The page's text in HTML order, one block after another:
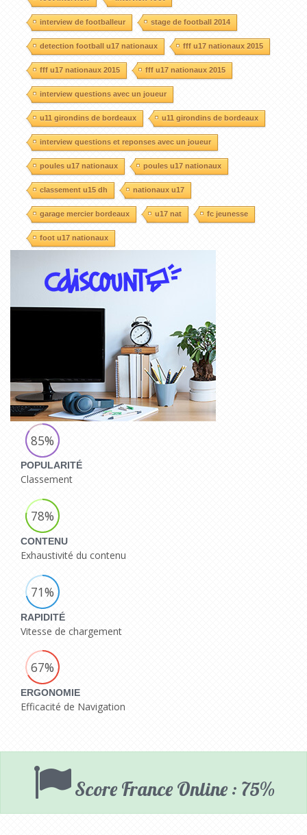
interview de footballeur stage de football 2014
detection football u17 nationaux fff u17 nationaux 2015
fff u17 nationaux 2015 fff u17 nationaux 2015
interview questions avec un joueur
u11 girondins de bordeaux u11 girondins de bordeaux
interview questions et reponses avec un joueur
poules u17 nationaux poules u17 nationaux
classement u15 dh nationaux u17
garage mercier bordeaux u17 nat fc jeunesse
foot u17 nationaux
85%
POPULARITÉ
Classement
78%
CONTENU
Exhaustivité du contenu
71%
RAPIDITÉ
Vitesse de chargement
67%
ERGONOMIE
Efficacité de Navigation
Score France Online : 75%